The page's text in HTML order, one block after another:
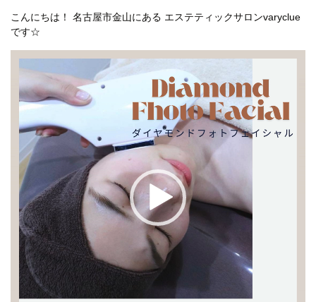
こんにちは！ 名古屋市金山にある エステティックサロンvaryclue
です☆
動
画
プ
レ
ヤ